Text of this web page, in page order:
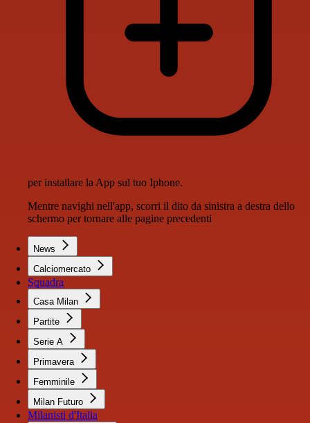
per installare la App sul tuo Iphone.
Mentre navighi nell'app, scorri il dito da sinistra a destra dello
schermo per tornare alle pagine precedenti
News
Calciomercato
Squadra
Casa Milan
Partite
Serie A
Primavera
Femminile
Milan Futuro
Milanisti d'Italia